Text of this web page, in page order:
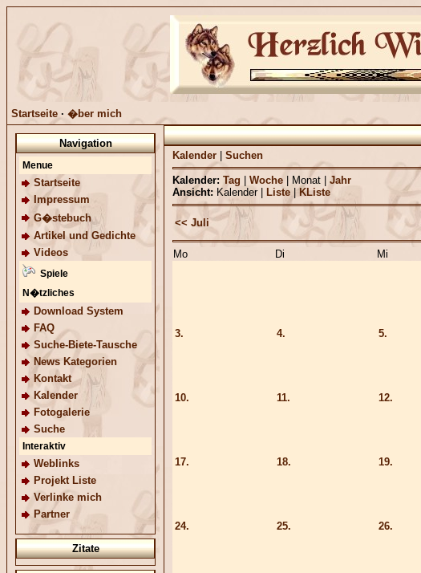
Startseite · �ber mich
Navigation
Menue
Startseite
Impressum
G�stebuch
Artikel und Gedichte
Videos
Spiele
N�tzliches
Download System
FAQ
Suche-Biete-Tausche
News Kategorien
Kontakt
Kalender
Fotogalerie
Suche
Interaktiv
Weblinks
Projekt Liste
Verlinke mich
Partner
Zitate
Kalender
Suchen
Kalender: Tag Woche Monat
Jahr
Ansicht: Kalender| Liste KListe
<< Juli
Mo Di Mi
3. 4. 5.
10. 11. 12.
17. 18. 19.
24. 25. 26.